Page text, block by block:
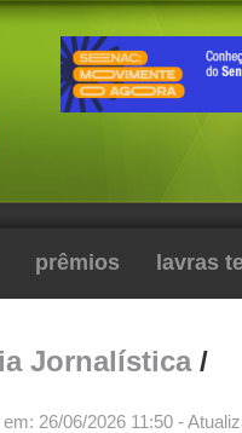
prêmios lavras
Jornalística/
26/06/2026 11:50 -